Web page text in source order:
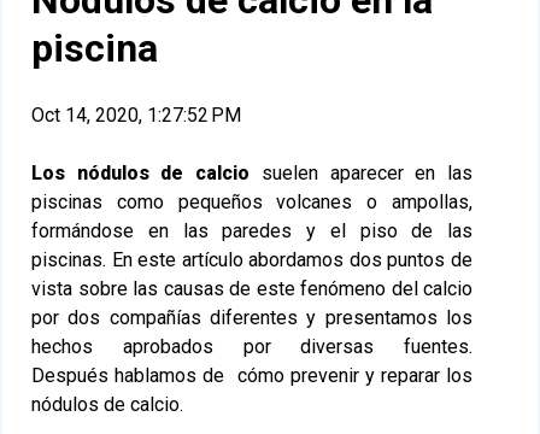
piscina
Oct 14, 2020, 1:27:52 PM
Los nódulos de calcio suelen aparecer en las
piscinas como pequeños volcanes o ampollas,
formándose en las paredes y el piso de las
piscinas. En este artículo abordamos dos puntos de
vista sobre las causas de este fenómeno del calcio
por dos compañías diferentes y presentamos los
hechos aprobados por diversas fuentes.
Después hablamos de cómo prevenir y reparar los
nódulos de calcio.